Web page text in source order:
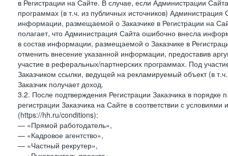
в Регистрации на Сайте. В случае, если Администрации
программах (в т.ч. из публичных источников)
информации, размещаемой о Заказчике в Регистрации на
полагает, что Администрация Сайта ошибочно внесла
в состав информации, размещаемой о Заказчике в
отменить внесение указанной информации, предоставив
участие в реферальных/партнерских программах. Под
Заказчиком ссылки, ведущей на рекламируемый объект (в
Заказчик получает доход.
3.2. После подтверждения Регистрации Заказчика в
регистрации Заказчика на Сайте в соответствии с
(https://hh.ru/conditions):
— «Прямой работодатель»,
— «Кадровое агентство»,
— «Частный рекрутер»,